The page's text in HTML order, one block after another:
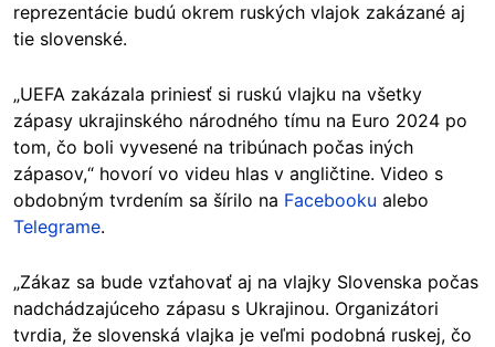
reprezentácie budú okrem ruských vlajok zakázané aj
tie slovenské.
„UEFA zakázala priniesť si ruskú vlajku na všetky
zápasy ukrajinského národného tímu na Euro 2024 po
tom, čo boli vyvesené na tribúnach počas iných
zápasov,“ hovorí vo videu hlas v angličtine. Video s
obdobným tvrdením sa šírilo na Facebooku alebo
Telegrame.
„Zákaz sa bude vzťahovať aj na vlajky Slovenska počas
nadchádzajúceho zápasu s Ukrajinou. Organizátori
tvrdia, že slovenská vlajka je veľmi podobná ruskej, čo